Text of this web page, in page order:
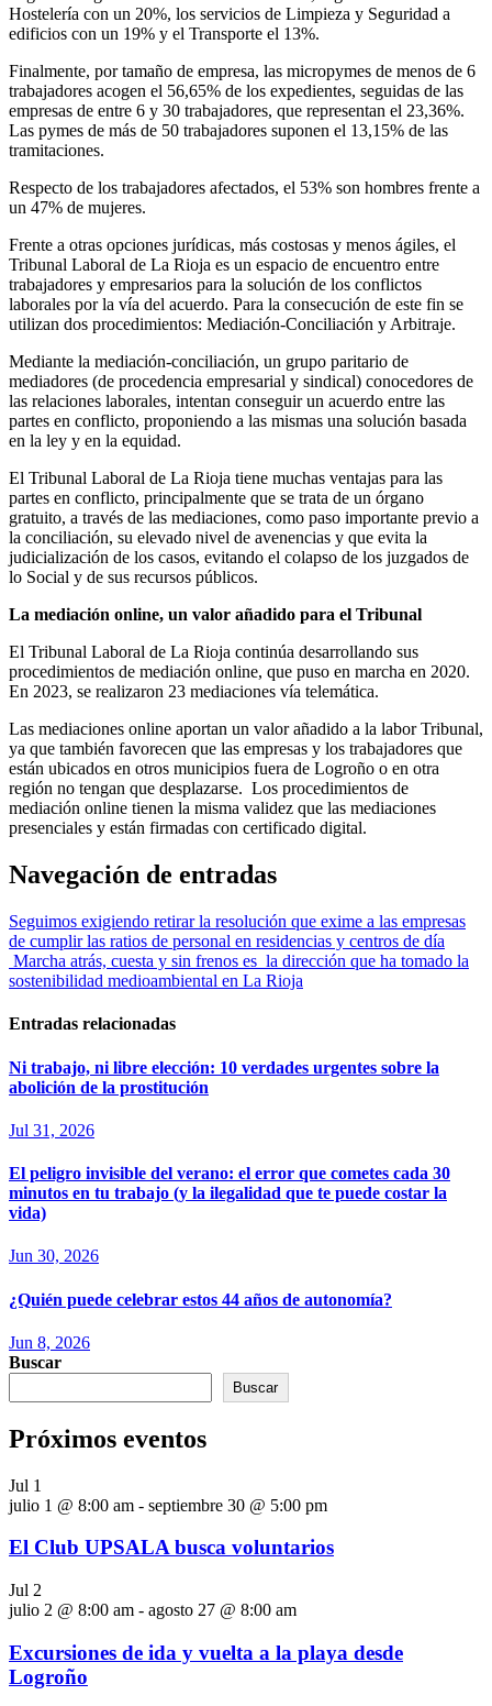
Hostelería con un 20%, los servicios de Limpieza y Seguridad a
edificios con un 19% y el Transporte el 13%.
Finalmente, por tamaño de empresa, las micropymes de menos de 6
trabajadores acogen el 56,65% de los expedientes, seguidas de las
empresas de entre 6 y 30 trabajadores, que representan el 23,36%.
Las pymes de más de 50 trabajadores suponen el 13,15% de las
tramitaciones.
Respecto de los trabajadores afectados, el 53% son hombres frente a
un 47% de mujeres.
Frente a otras opciones jurídicas, más costosas y menos ágiles, el
Tribunal Laboral de La Rioja es un espacio de encuentro entre
trabajadores y empresarios para la solución de los conflictos
laborales por la vía del acuerdo. Para la consecución de este fin se
utilizan dos procedimientos: Mediación-Conciliación y Arbitraje.
Mediante la mediación-conciliación, un grupo paritario de
mediadores (de procedencia empresarial y sindical) conocedores de
las relaciones laborales, intentan conseguir un acuerdo entre las
partes en conflicto, proponiendo a las mismas una solución basada
en la ley y en la equidad.
El Tribunal Laboral de La Rioja tiene muchas ventajas para las
partes en conflicto, principalmente que se trata de un órgano
gratuito, a través de las mediaciones, como paso importante previo a
la conciliación, su elevado nivel de avenencias y que evita la
judicialización de los casos, evitando el colapso de los juzgados de
lo Social y de sus recursos públicos.
La mediación online, un valor añadido para el Tribunal
El Tribunal Laboral de La Rioja continúa desarrollando sus
procedimientos de mediación online, que puso en marcha en 2020.
En 2023, se realizaron 23 mediaciones vía telemática.
Las mediaciones online aportan un valor añadido a la labor Tribunal,
ya que también favorecen que las empresas y los trabajadores que
están ubicados en otros municipios fuera de Logroño o en otra
región no tengan que desplazarse. Los procedimientos de
mediación online tienen la misma validez que las mediaciones
presenciales y están firmadas con certificado digital.
Navegación de entradas
Seguimos exigiendo retirar la resolución que exime a las empresas
de cumplir las ratios de personal en residencias y centros de día
Marcha atrás, cuesta y sin frenos es la dirección que ha tomado la
sostenibilidad medioambiental en La Rioja
Entradas relacionadas
Ni trabajo, ni libre elección: 10 verdades urgentes sobre la
abolición de la prostitución
Jul 31, 2026
El peligro invisible del verano: el error que cometes cada 30
minutos en tu trabajo (y la ilegalidad que te puede costar la
vida)
Jun 30, 2026
¿Quién puede celebrar estos 44 años de autonomía?
Jun 8, 2026
Buscar
Buscar
Próximos eventos
Jul 1
julio 1 @ 8:00 am - septiembre 30 @ 5:00 pm
El Club UPSALA busca voluntarios
Jul 2
julio 2 @ 8:00 am - agosto 27 @ 8:00 am
Excursiones de ida y vuelta a la playa desde
Logroño